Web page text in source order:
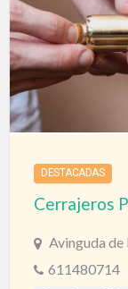
Cerrajeros
Cerrajeros
Cerrajeros
DESTACADAS
Cerrajeros
Avinguda de
611480714